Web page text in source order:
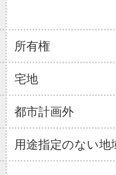
所有権
宅地
都市計画外
用途指定のない地